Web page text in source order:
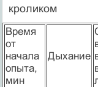
кроликом
Время
от
начала
опыта,
мин
Дыхание